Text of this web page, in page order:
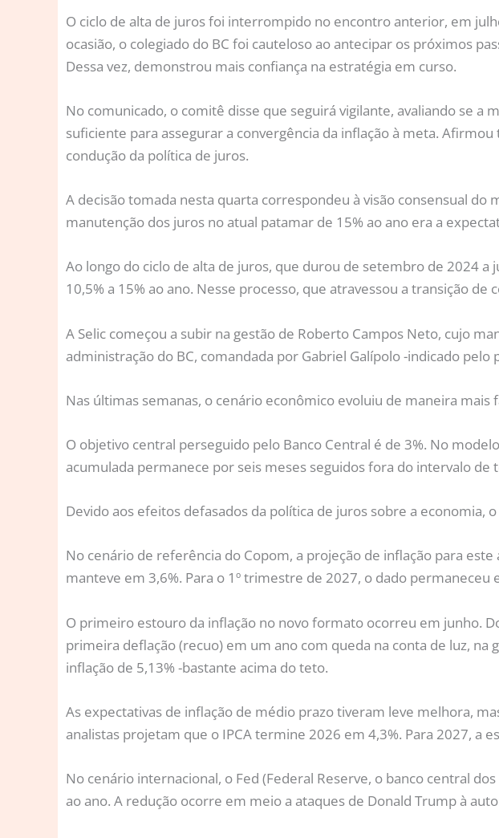
O ciclo de alta de juros foi interrompido no encontro anterior, em
ocasião, o colegiado do BC foi cauteloso ao antecipar os próximos
Dessa vez, demonstrou mais confiança na estratégia em curso.
No comunicado, o comitê disse que seguirá vigilante, avaliando se a
suficiente para assegurar a convergência da inflação à meta.
condução da política de juros.
A decisão tomada nesta quarta correspondeu à visão consensual
manutenção dos juros no atual patamar de 15% ao ano era a
Ao longo do ciclo de alta de juros, que durou de setembro de 2024
10,5% a 15% ao ano. Nesse processo, que atravessou a transição
A Selic começou a subir na gestão de Roberto Campos Neto, cujo
administração do BC, comandada por Gabriel Galípolo -indicado pelo
Nas últimas semanas, o cenário econômico evoluiu de maneira
O objetivo central perseguido pelo Banco Central é de 3%. No
acumulada permanece por seis meses seguidos fora do intervalo de
Devido aos efeitos defasados da política de juros sobre a
No cenário de referência do Copom, a projeção de inflação para
manteve em 3,6%. Para o 1º trimestre de 2027, o dado permaneceu
O primeiro estouro da inflação no novo formato ocorreu em junho.
primeira deflação (recuo) em um ano com queda na conta de luz,
inflação de 5,13% -bastante acima do teto.
As expectativas de inflação de médio prazo tiveram leve melhora,
analistas projetam que o IPCA termine 2026 em 4,3%. Para 2027, a
No cenário internacional, o Fed (Federal Reserve, o banco central
ao ano. A redução ocorre em meio a ataques de Donald Trump à